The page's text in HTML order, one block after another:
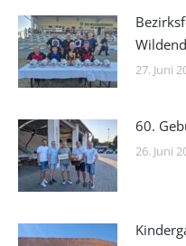
27. Juni
60.
26. Juni